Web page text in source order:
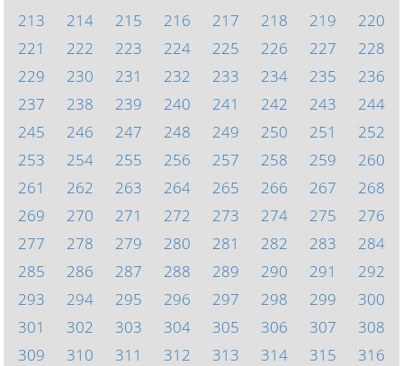
213
214 215 216 217 218 219
220
221
222 223 224 225 226 227
228
229
230 231 232 233 234 235
236
237
238 239 240 241 242 243
244
245
246 247 248 249 250 251
252
253
254 255 256 257 258 259
260
261
262 263 264 265 266 267
268
269
270 271 272 273 274 275
276
277
278 279 280 281 282 283
284
285
286 287 288 289 290 291
292
293
294 295 296 297 298 299
300
301
302 303 304 305 306 307
308
309
310 311 312 313 314 315
316